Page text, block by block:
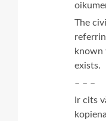
The
known
exists.
– – –
Ir cits